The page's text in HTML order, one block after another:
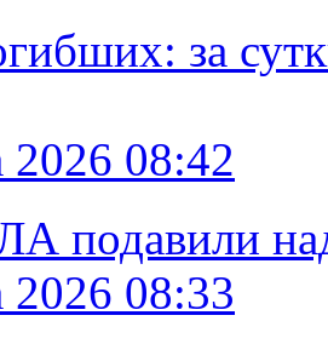
за
2026 08:42
подавили
2026 08:33